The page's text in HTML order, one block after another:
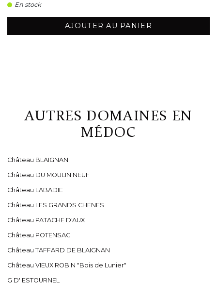
En stock
AJOUTER AU PANIER
AUTRES DOMAINES EN
MÉDOC
Château BLAIGNAN
Château DU MOULIN NEUF
Château LABADIE
Château LES GRANDS CHENES
Château PATACHE D'AUX
Château POTENSAC
Château TAFFARD DE BLAIGNAN
Château VIEUX ROBIN "Bois de Lunier"
G D' ESTOURNEL